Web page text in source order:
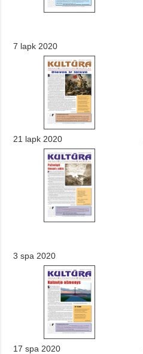
7 lapk 2020
21 lapk 2020
3 spa 2020
17 spa 2020